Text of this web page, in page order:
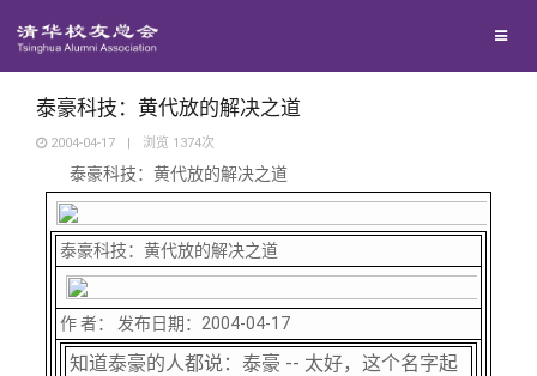
西南联大校友会
义工计划
新媒体平台
青春风采
校友文苑
校友讲坛
校友视界
泰豪科技：黄代放的解决之道
2004-04-17 | 浏览 1374次
泰豪科技：黄代放的解决之道
泰豪科技：黄代放的解决之道
作 者： 发布日期：2004-04-17
知道泰豪的人都说：泰豪 -- 太好，这个名字起